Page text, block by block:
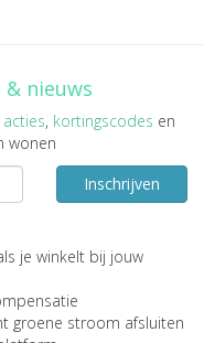
nieuws
acties, kortingscodes en
wonen
Inschrijven
je winkelt bij jouw
groene stroom afsluiten